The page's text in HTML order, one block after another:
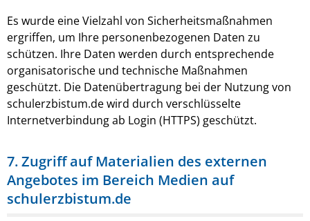
Es wurde eine Vielzahl von Sicherheitsmaßnahmen
ergriffen, um Ihre personenbezogenen Daten zu
schützen. Ihre Daten werden durch entsprechende
organisatorische und technische Maßnahmen
geschützt. Die Datenübertragung bei der Nutzung von
schulerzbistum.de wird durch verschlüsselte
Internetverbindung ab Login (HTTPS) geschützt.
7. Zugriff auf Materialien des externen
Angebotes im Bereich Medien auf
schulerzbistum.de